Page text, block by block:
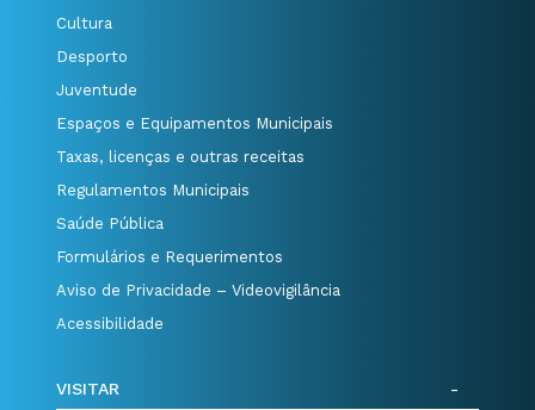
Cultura
Desporto
Juventude
Espaços e Equipamentos Municipais
Taxas, licenças e outras receitas
Regulamentos Municipais
Saúde Pública
Formulários e Requerimentos
Aviso de Privacidade – Videovigilância
Acessibilidade
VISITAR